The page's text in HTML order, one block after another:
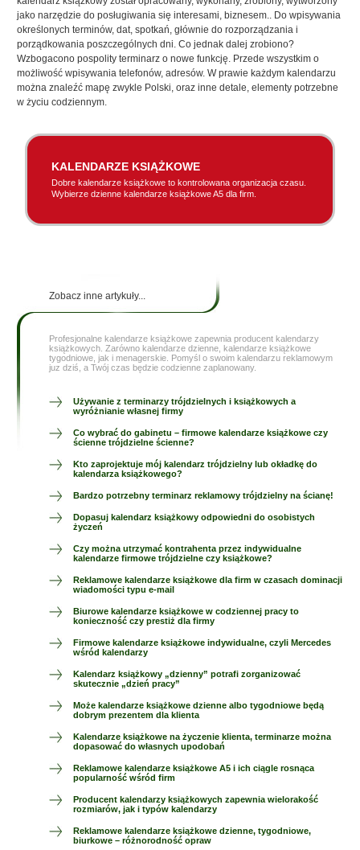
jako narzędzie do posługiwania się interesami, biznesem.. Do wpisywania
określonych terminów, dat, spotkań, głównie do rozporządzania i
porządkowania poszczególnych dni. Co jednak dalej zrobiono?
Wzbogacono pospolity terminarz o nowe funkcję. Przede wszystkim o
możliwość wpisywania telefonów, adresów. W prawie każdym kalendarzu
można znaleźć mapę zwykle Polski, oraz inne detale, elementy potrzebne
w życiu codziennym.
KALENDARZE KSIĄŻKOWE
Dobre kalendarze książkowe to kontrolowana organizacja czasu.
Wybierze dzienne kalendarze książkowe A5 dla firm.
Zobacz inne artykuły...
Profesjonalne kalendarze książkowe zapewnia producent kalendarzy
książkowych. Zarówno kalendarze dzienne, kalendarze książkowe
tygodniowe, jak i menagerskie. Pomyśl o swoim kalendarzu reklamowym
juz dziś, a Twój czas będzie codzienne zaplanowany.
Używanie z terminarzy trójdzielnych i książkowych a
wyróżnianie własnej firmy
Co wybrać do gabinetu – firmowe kalendarze książkowe czy
ścienne trójdzielne ścienne?
Kto zaprojektuje mój kalendarz trójdzielny lub okładkę do
kalendarza książkowego?
Bardzo potrzebny terminarz reklamowy trójdzielny na ścianę!
Dopasuj kalendarz książkowy odpowiedni do osobistych
życzeń
Czy można utrzymać kontrahenta przez indywidualne
kalendarze firmowe trójdzielne czy książkowe?
Reklamowe kalendarze książkowe dla firm w czasach dominacji
wiadomości typu e-mail
Biurowe kalendarze książkowe w codziennej pracy to
konieczność czy prestiż dla firmy
Firmowe kalendarze książkowe indywidualne, czyli Mercedes
wśród kalendarzy
Kalendarz książkowy „dzienny” potrafi zorganizować
skutecznie „dzień pracy”
Może kalendarze książkowe dzienne albo tygodniowe będą
dobrym prezentem dla klienta
Kalendarze książkowe na życzenie klienta, terminarze można
dopasować do własnych upodobań
Reklamowe kalendarze książkowe A5 i ich ciągle rosnąca
popularność wśród firm
Producent kalendarzy książkowych zapewnia wielorakość
rozmiarów, jak i typów kalendarzy
Reklamowe kalendarze książkowe dzienne, tygodniowe,
biurkowe – różnorodność opraw